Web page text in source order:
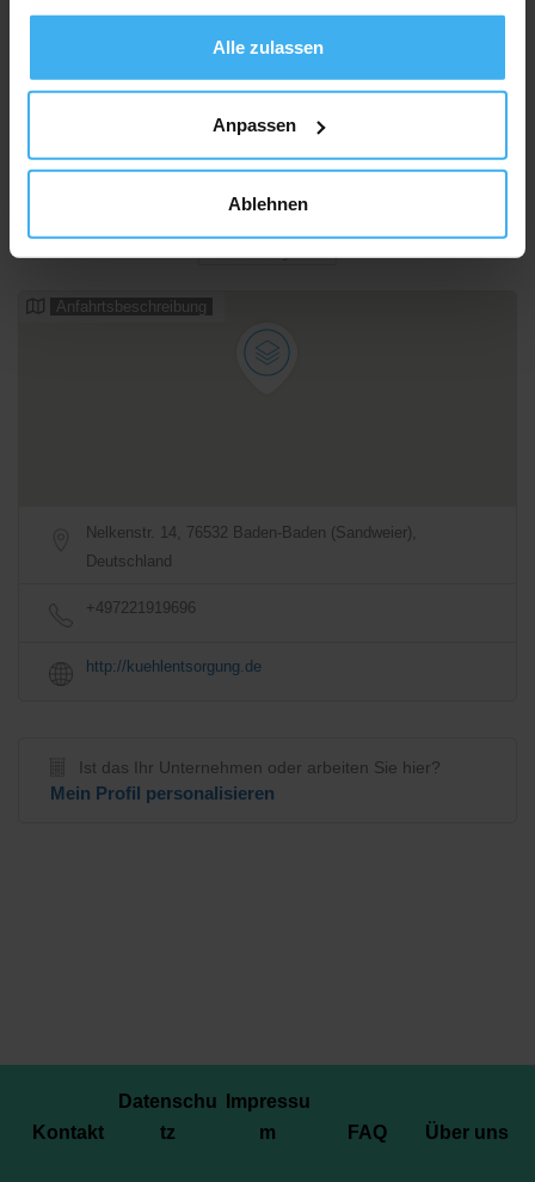
gesammelt haben.
Alle zulassen
Anpassen
Ablehnen
Alle Öffnungszeiten
Anfahrtsbeschreibung
Nelkenstr. 14, 76532 Baden-Baden (Sandweier),
Deutschland
+497221919696
http://kuehlentsorgung.de
Ist das Ihr Unternehmen oder arbeiten Sie hier?
Mein Profil personalisieren
Kontakt
Datenschu
tz
Impressu
m
FAQ Über uns